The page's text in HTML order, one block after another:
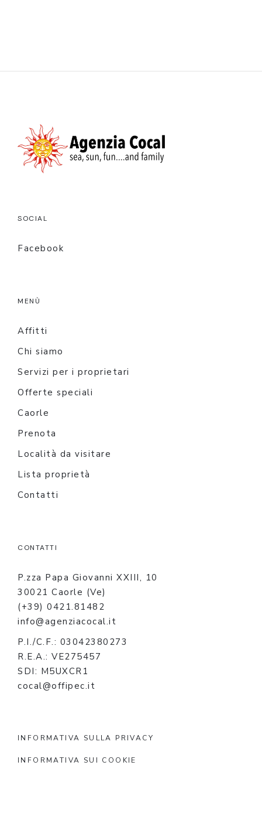
SOCIAL
Facebook
MENÙ
Affitti
Chi siamo
Servizi per i proprietari
Offerte speciali
Caorle
Prenota
Località da visitare
Lista proprietà
Contatti
CONTATTI
P.zza Papa Giovanni XXIII, 10
30021 Caorle (Ve)
(+39) 0421.81482
info@agenziacocal.it
P.I./C.F.: 03042380273
R.E.A.: VE275457
SDI: M5UXCR1
cocal@offipec.it
INFORMATIVA SULLA PRIVACY
INFORMATIVA SUI COOKIE